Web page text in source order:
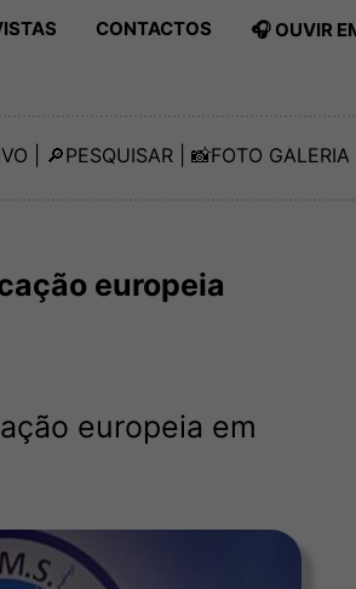
CONTACTOS 🎧 OUVIR
| 🔎PESQUISAR | 📸FOTO GALERIA
europeia
europeia em